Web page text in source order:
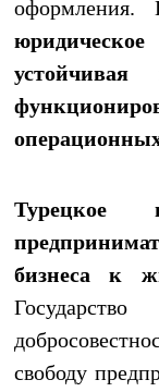
оформления.
устойчивая
бизнеса к
свободу